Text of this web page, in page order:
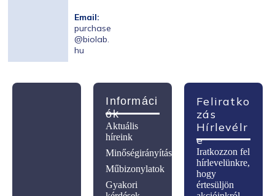
Email:
purchase
@biolab.
hu
Feliratko
Zás
Hírlevélr
E
Iratkozzon fel
hírlevelünkre,
hogy
értesüljön
Informáci
Ók
Aktuális
híreink
Minőségirányítás
Műbizonylatok
Gyakori